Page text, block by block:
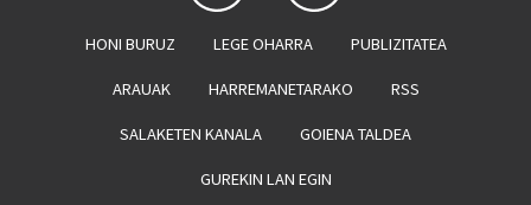
HONI BURUZ LEGE OHARRA PUBLIZITATEA
ARAUAK HARREMANETARAKO RSS
SALAKETEN KANALA GOIENA TALDEA
GUREKIN LAN EGIN